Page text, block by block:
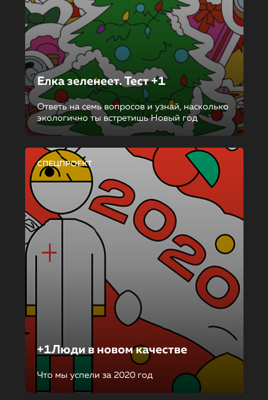
Елка зеленеет. Тест +1
Ответь на семь вопросов и узнай, насколько
экологично ты встретишь Новый год
СПЕЦПРОЕКТ
+1Люди в новом качестве
Что мы успели за 2020 год